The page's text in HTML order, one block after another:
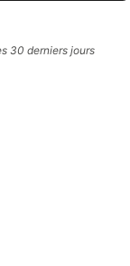
30 derniers jours